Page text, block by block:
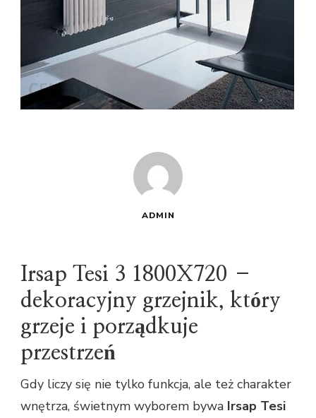
ADMIN
Irsap Tesi 3 1800X720 –
dekoracyjny grzejnik, który
grzeje i porządkuje
przestrzeń
Gdy liczy się nie tylko funkcja, ale też charakter
wnętrza, świetnym wyborem bywa Irsap Tesi